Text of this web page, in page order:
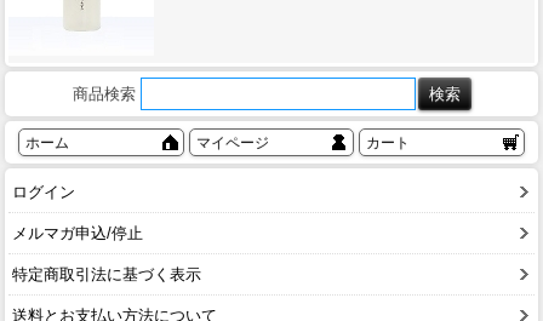
商品検索
ホーム マイページ カート
ログイン
メルマガ申込/停止
特定商取引法に基づく表示
送料とお支払い方法について